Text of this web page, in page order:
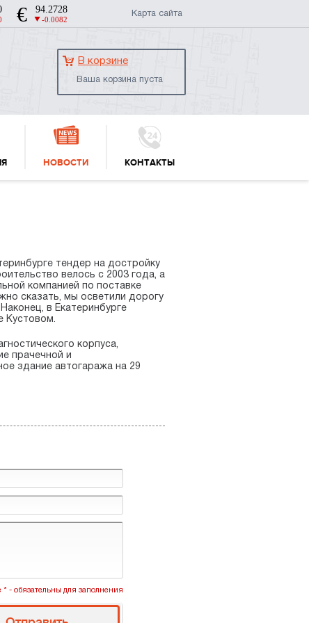
Карта сайта
В корзине
Ваша корзина пуста
НОВОСТИ КОНТАКТЫ
тендер на достройку
велось с 2003 года, а
компанией по поставке
сказать, мы осветили дорогу
в Екатеринбурге
Кустовом.
корпуса,
прачечной и
здание автогаража на 29
- обязательны для заполнения